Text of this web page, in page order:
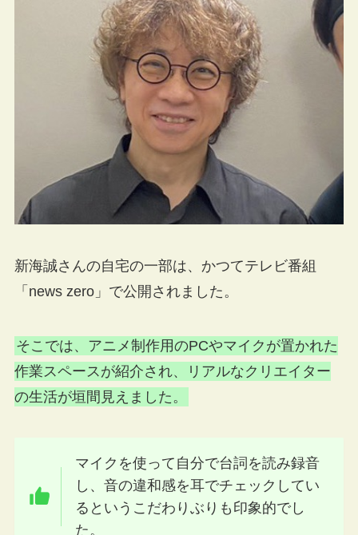
新海誠さんの自宅の一部は、かつてテレビ番組
「news zero」で公開されました。
そこでは、アニメ制作用のPCやマイクが置かれた
作業スペースが紹介され、リアルなクリエイター
の生活が垣間見えました。
マイクを使って自分で台詞を読み録音
し、音の違和感を耳でチェックしてい
るというこだわりぶりも印象的でし
た。